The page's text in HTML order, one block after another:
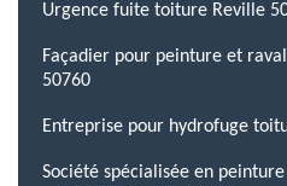
Urgence fuite toiture Reville
Façadier pour peinture et
50760
Entreprise pour hydrofuge
Société spécialisée en